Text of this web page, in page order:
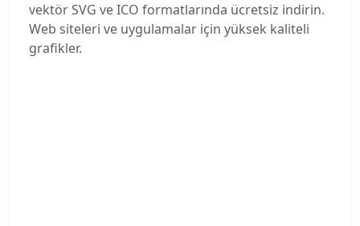
vektör SVG ve ICO formatlarında ücretsiz indirin.
Web siteleri ve uygulamalar için yüksek kaliteli
grafikler.